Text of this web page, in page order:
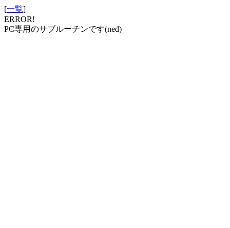
[一覧]
ERROR!
PC専用のサブルーチンです(ned)